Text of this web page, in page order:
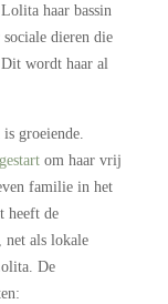
haar bassin
dieren die
wordt haar al
groeiende.
om haar vrij
familie in het
heeft de
net als lokale
De